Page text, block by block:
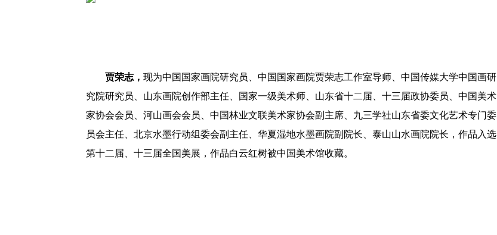
贾荣志， 现为中国国家画院研究员、中国国家画院贾荣志工作室导师、中国传媒大学中国画研
究院研究员、山东画院创作部主任、国家一级美术师、山东省十二届、十三届政协委员、中国美术
家协会会员、河山画会会员、中国林业文联美术家协会副主席、九三学社山东省委文化艺术专门委
员会主任、北京水墨行动组委会副主任、华夏湿地水墨画院副院长、泰山山水画院院长，作品入选
第十二届、十三届全国美展，作品白云红树被中国美术馆收藏。